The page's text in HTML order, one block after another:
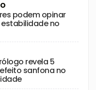
podem opinar
no
revela 5
sanfona no